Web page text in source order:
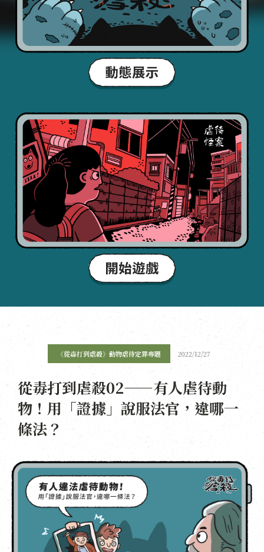
《從毒打到虐殺》動物虐待定罪專題 2022/12/27
從毒打到虐殺02——有人虐待動
物！用「證據」說服法官，違哪一
條法？